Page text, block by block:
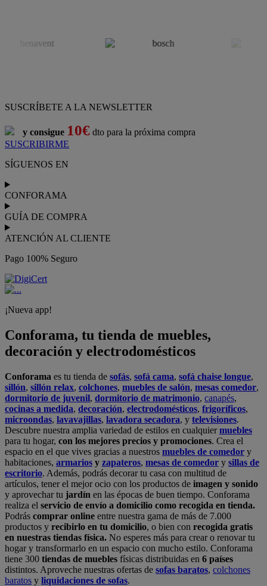
SUSCRÍBETE A LA NEWSLETTER
y consigue 10€ dto para la próxima compra
SUSCRIBIRME
SÍGUENOS EN
CONFORAMA
GUÍA DE COMPRA
ATENCIÓN AL CLIENTE
Pago 100% Seguro
¡Nueva app!
Conforama, tu tienda de muebles,
decoración y electrodomésticos
Conforama es tu tienda de sofás, sofá cama, sofá chaise longue,
sillón, sillón relax, colchones, muebles de salón, mesas comedor,
dormitorio de juvenil, dormitorio de matrimonio, canapés,
cocinas a medida, decoración, electrodomésticos, frigoríficos,
microondas, lavavajillas, lavadora secadora, y televisiones.
Descubre nuestra amplia variedad de estilos en cualquiermuebles
para tu hogar, con los mejores precios y promociones. Crea el
espacio en el que vives gracias a nuestros muebles de comedor y
habitaciones, armarios y zapateros, mesas de comedor y sillas de
escritorio. Además, podrás decorar tu casa con multitud de
artículos, tener el mejor ocio con los productos de imagen y sonido
y aprovechar tu jardín en las épocas de buen tiempo. Conforama
realiza el servicio de envío a domicilio como recogida en tienda.
Podrás comprar online entre nuestra gama de más de 7.000
productos y recibirlo en tu domicilio, o bien con recogida gratis
en nuestras tiendas física. No esperes más para crear o renovar tu
hogar y transformarlo en un espacio con mucho estilo. Conforama
tiene 300 tiendas de muebles físicas distribuidas en 6 países
distintos. Aproveche nuestras ofertas de sofas baratos, colchones
baratos y liquidaciones de sofas.